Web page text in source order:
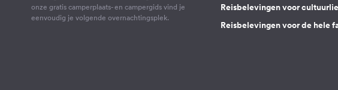
onze gratis camperplaats- en campergids vind je
eenvoudig je volgende overnachtingsplek.
Reisbelevingen voor
Reisbelevingen voor de hele